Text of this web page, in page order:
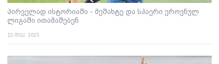
პირველად ისტორიაში - მეშახტე და სპაერი ეროვნულ
ლიგაში ითამაშებენ
15 დეკ. 2025